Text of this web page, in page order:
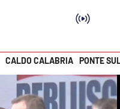
CALDO CALABRIA PONTE